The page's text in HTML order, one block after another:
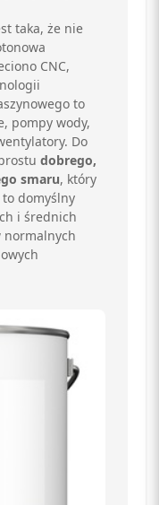
taka, że nie
CNC,
to
pompy wody,
Do
dobrego,
smaru, który
domyślny
i średnich
normalnych